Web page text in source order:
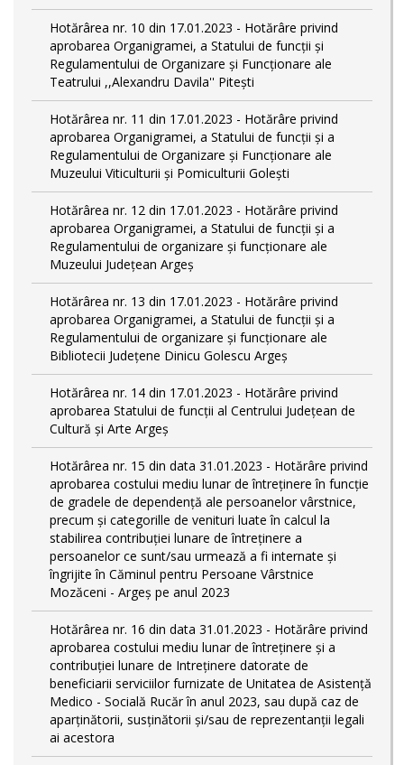
Hotărârea nr. 10 din 17.01.2023 - Hotărâre privind
aprobarea Organigramei, a Statului de funcţii și
Regulamentului de Organizare și Funcționare ale
Teatrului ,,Alexandru Davila'' Pitești
Hotărârea nr. 11 din 17.01.2023 - Hotărâre privind
aprobarea Organigramei, a Statului de funcții și a
Regulamentului de Organizare și Funcționare ale
Muzeului Viticulturii și Pomiculturii Golești
Hotărârea nr. 12 din 17.01.2023 - Hotărâre privind
aprobarea Organigramei, a Statului de funcții și a
Regulamentului de organizare și funcționare ale
Muzeului Județean Argeș
Hotărârea nr. 13 din 17.01.2023 - Hotărâre privind
aprobarea Organigramei, a Statului de funcții și a
Regulamentului de organizare și funcționare ale
Bibliotecii Județene Dinicu Golescu Argeș
Hotărârea nr. 14 din 17.01.2023 - Hotărâre privind
aprobarea Statului de funcţii al Centrului Județean de
Cultură și Arte Argeș
Hotărârea nr. 15 din data 31.01.2023 - Hotărâre privind
aprobarea costului mediu lunar de întreţinere în funcţie
de gradele de dependenţă ale persoanelor vârstnice,
precum şi categorille de venituri luate în calcul la
stabilirea contribuţiei lunare de întreţinere a
persoanelor ce sunt/sau urmează a fi internate şi
îngrijite în Căminul pentru Persoane Vârstnice
Mozăceni - Argeş pe anul 2023
Hotărârea nr. 16 din data 31.01.2023 - Hotărâre privind
aprobarea costului mediu lunar de întreţinere şi a
contribuţiei lunare de Intreţinere datorate de
beneficiarii serviciilor furnizate de Unitatea de Asistenţă
Medico - Socială Rucăr în anul 2023, sau după caz de
aparţinătorii, susţinătorii şi/sau de reprezentanţii legali
ai acestora